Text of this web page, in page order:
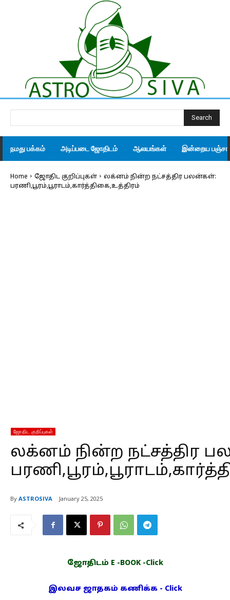
Search
நமது பக்கம் அடிப்படை ஜோதிடம் ஆலயங்கள் இன்றைய
Home ஜோதிட குறிப்புகள்
லக்னம் நின்ற நட்சத்திர பலன்கள்:
பரணி,பூரம்,பூராடம்,கார்த்திகை,உத்திரம்
ஜோதிட குறிப்புகள்
லக்னம் நின்ற நட்சத்திர
By ASTROSIVA January 25, 2025
ஜோதிடம் E -BOOK -Click
இலவச ஜாதகம் கணிக்க - Click